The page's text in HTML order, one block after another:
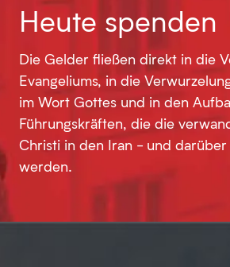
Heute spenden
Die Gelder fließen direkt in die
Evangeliums, in die
im Wort Gottes und in den
Führungskräften, die die
Christi in den Iran - und
werden.